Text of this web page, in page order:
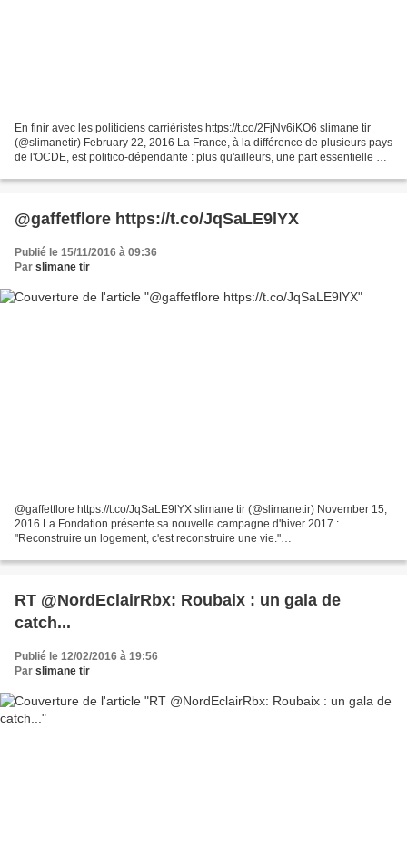
En finir avec les politiciens carriéristes https://t.co/2FjNv6iKO6 slimane tir
(@slimanetir) February 22, 2016 La France, à la différence de plusieurs pays
de l'OCDE, est politico-dépendante : plus qu'ailleurs, une part essentielle de
@gaffetflore https://t.co/JqSaLE9lYX
Publié le 15/11/2016 à 09:36
Par slimane tir
@gaffetflore https://t.co/JqSaLE9lYX slimane tir (@slimanetir) November 15,
2016 La Fondation présente sa nouvelle campagne d'hiver 2017 :
"Reconstruire un logement, c'est reconstruire une vie."
RT @NordEclairRbx: Roubaix : un gala de
catch...
Publié le 12/02/2016 à 19:56
Par slimane tir